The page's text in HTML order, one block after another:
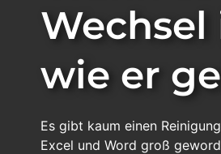
Wechsel
wie er
Es gibt kaum einen
Excel und Word groß